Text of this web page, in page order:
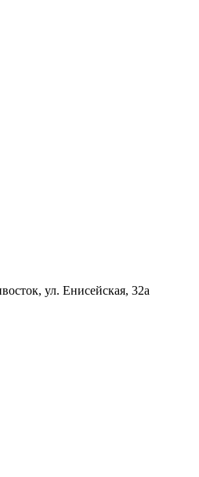
ул. Енисейская, 32а